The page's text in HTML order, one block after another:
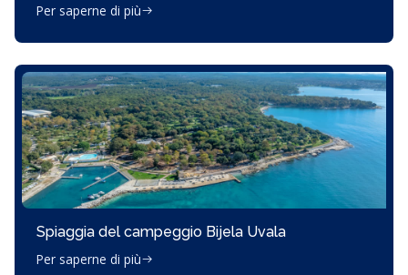
Per saperne di più
Spiaggia del campeggio Bijela Uvala
Per saperne di più